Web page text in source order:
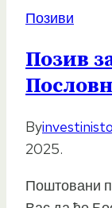
Позиви
Позив
By
2025.
Поштовани